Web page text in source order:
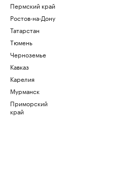
Пермский край
Ростов-на-Дону
Татарстан
Тюмень
Черноземье
Кавказ
Карелия
Мурманск
Приморский
край